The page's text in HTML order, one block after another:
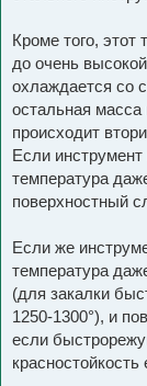
Кроме того, этот
до очень
охлаждается со
остальная масса
происходит
Если инструмент
температура
поверхностный
Если же
температура
(для закалки
1250-1300°), и
если